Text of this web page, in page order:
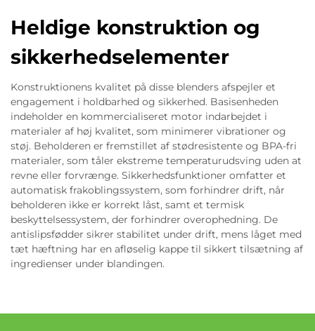
Heldige konstruktion og
sikkerhedselementer
Konstruktionens kvalitet på disse blenders afspejler et
engagement i holdbarhed og sikkerhed. Basisenheden
indeholder en kommercialiseret motor indarbejdet i
materialer af høj kvalitet, som minimerer vibrationer og
støj. Beholderen er fremstillet af stødresistente og BPA-fri
materialer, som tåler ekstreme temperaturudsving uden at
revne eller forvrænge. Sikkerhedsfunktioner omfatter et
automatisk frakoblingssystem, som forhindrer drift, når
beholderen ikke er korrekt låst, samt et termisk
beskyttelsessystem, der forhindrer overophedning. De
antislipsfødder sikrer stabilitet under drift, mens låget med
tæt hæftning har en afløselig kappe til sikkert tilsætning af
ingredienser under blandingen.